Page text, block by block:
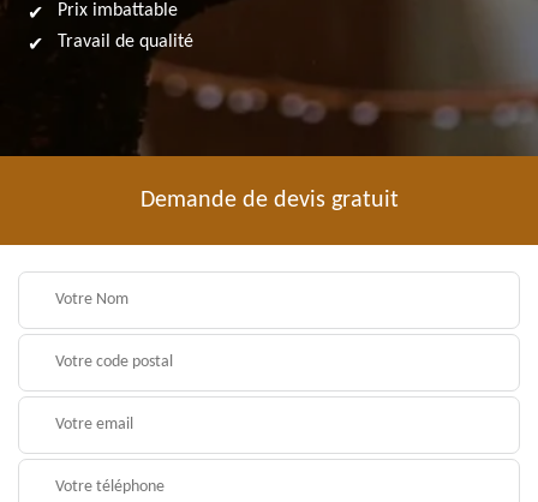
Prix imbattable
Travail de qualité
Demande de devis gratuit